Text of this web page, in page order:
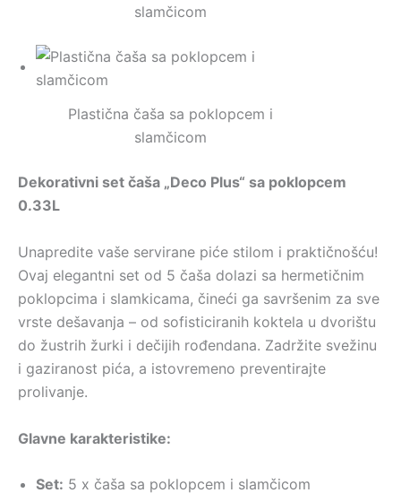
slamčicom
Plastična čaša sa poklopcem i
slamčicom
Dekorativni set čaša „Deco Plus“ sa poklopcem
0.33L
Unapredite vaše servirane piće stilom i praktičnošću!
Ovaj elegantni set od 5 čaša dolazi sa hermetičnim
poklopcima i slamkicama, čineći ga savršenim za sve
vrste dešavanja – od sofisticiranih koktela u dvorištu
do žustrih žurki i dečijih rođendana. Zadržite svežinu
i gaziranost pića, a istovremeno preventirajte
prolivanje.
Glavne karakteristike:
Set: 5 x čaša sa poklopcem i slamčicom